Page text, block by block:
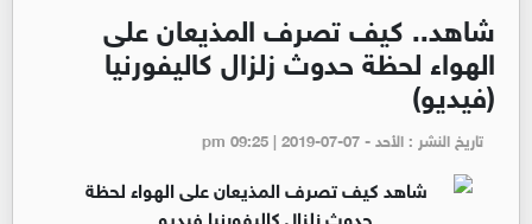
شاهد.. كيف تصرف المذيعان على
الهواء لحظة حدوث زلزال كاليفورنيا
(فيديو)
تاريخ النشر : الأحد - pm 09:25 | 2019-07-07